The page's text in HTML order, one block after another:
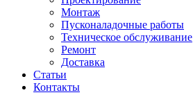
Монтаж
Пусконаладочные работы
Техническое обслуживание
Ремонт
Доставка
Статьи
Контакты